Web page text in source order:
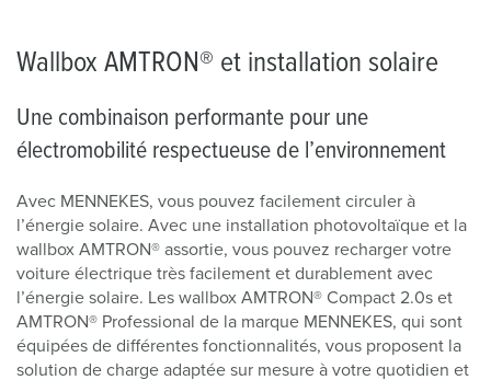
Wallbox AMTRON® et installation solaire
Une combinaison performante pour une
électromobilité respectueuse de l’environnement
Avec MENNEKES, vous pouvez facilement circuler à
l’énergie solaire. Avec une installation photovoltaïque et la
wallbox AMTRON® assortie, vous pouvez recharger votre
voiture électrique très facilement et durablement avec
l’énergie solaire. Les wallbox AMTRON® Compact 2.0s et
AMTRON® Professional de la marque MENNEKES, qui sont
équipées de différentes fonctionnalités, vous proposent la
solution de charge adaptée sur mesure à votre quotidien et